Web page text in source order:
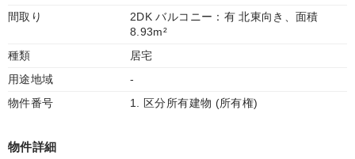
間取り
2DK バルコニー：有 北東向き、面積
8.93m²
種類
居宅
用途地域
-
物件番号
1. 区分所有建物 (所有権)
物件詳細